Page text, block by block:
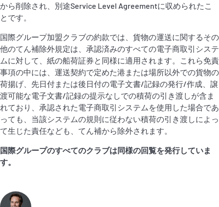
Rules
コレスポンデンツ
English 日本語
から削除され、別途Service Level Agreementに収められたこ
とです。
国際グループ加盟クラブの約款では、貨物の運送に関するその
他のてん補除外規定は、承認済みのすべての電子商取引システ
ムに対して、紙の船荷証券と同様に適用されます。これら免責
事項の中には、運送契約で定めた港または場所以外での貨物の
荷揚げ、先日付または後日付の電子文書/記録の発行/作成、譲
渡可能な電子文書/記録の提示なしでの積荷の引き渡しが含ま
れており、承認された電子商取引システムを使用した場合であ
っても、当該システムの規則に従わない積荷の引き渡しによっ
て生じた責任なども、てん補から除外されます。
国際グループのすべてのクラブは同様の回覧を発行していま
す。